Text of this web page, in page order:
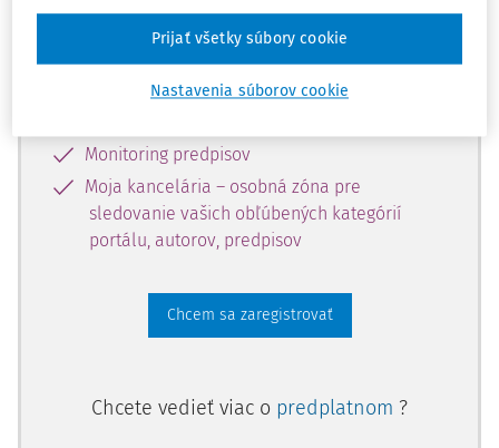
Vďaka registrácii získate prístup aj k
vybranému obsahu:
Monitoring predpisov
Moja kancelária – osobná zóna pre
sledovanie vašich obľúbených kategórií
portálu, autorov, predpisov
Chcem sa zaregistrovať
Chcete vedieť viac o predplatnom ?
Nastavenia súborov cookie
Prijať všetky súbory cookie